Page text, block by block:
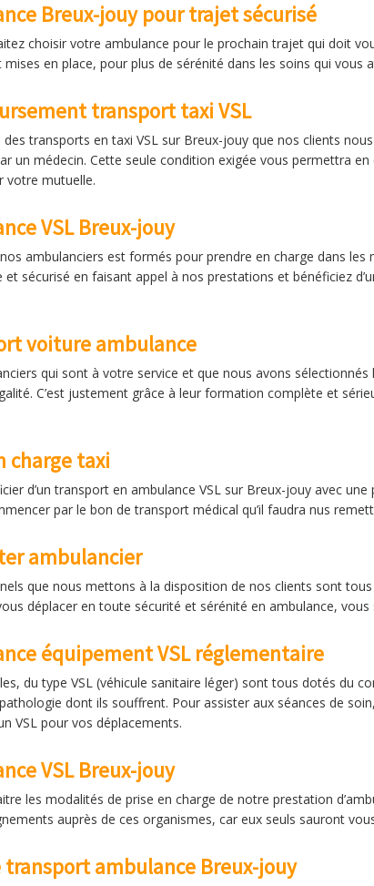
Breux-jouy pour trajet sécurisé
choisir votre ambulance pour le prochain trajet qui doit
mises en place, pour plus de sérénité dans les soins qui
transport taxi VSL
des transports en taxi VSL sur Breux-jouy que nos clients
un médecin. Cette seule condition exigée vous permettra
votre mutuelle.
VSL Breux-jouy
ambulanciers est formés pour prendre en charge dans
sécurisé en faisant appel à nos prestations et bénéficiez
voiture ambulance
qui sont à votre service et que nous avons
C’est justement grâce à leur formation complète et
charge taxi
d’un transport en ambulance VSL sur Breux-jouy avec
par le bon de transport médical qu’il faudra nus
ambulancier
que nous mettons à la disposition de nos clients sont
déplacer en toute sécurité et sérénité en ambulance,
équipement VSL réglementaire
du type VSL (véhicule sanitaire léger) sont tous dotés du
dont ils souffrent. Pour assister aux séances de
VSL pour vos déplacements.
VSL Breux-jouy
les modalités de prise en charge de notre prestation
auprès de ces organismes, car eux seuls sauront
transport ambulance Breux-jouy